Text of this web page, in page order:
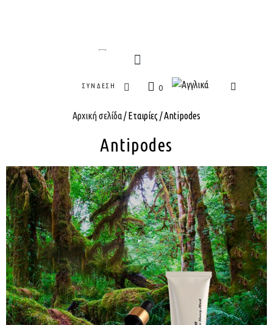
ΣΎΝΔΕΣΗ 0
Αρχική σελίδα/ Εταιρίες / Antipodes
Antipodes